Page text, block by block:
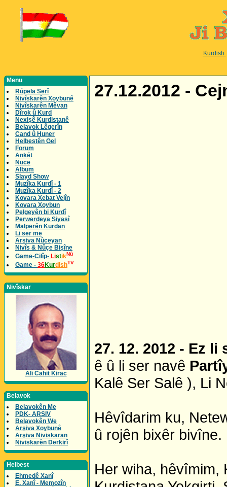
Kurdish
Menu
Rûpela Serî
Nivîskarên Xoybunê
Nivîskarên Mêvan
Dîrok û Kurd
Nexişê Kurdistanê
Belavok Lêgerîn
Cand û Huner
Helbestên Gel
Forum
Ankêt
Nuce
Album
Slayd Show
Muzîka Kurdî - 1
Muzîka Kurdî - 2
Kovara Xebat Vejîn
Kovara Xoybun
Pelgeyên bi Kurdî
Perwerdeya Siyasî
Malperên Kurdan
Li ser me
Arsiva Nûceyan
Nivîs & Nûçe Bişîne
Game-Cilîp- ListikNû
Game - 36KurdishTV
Nivîskar
Ali Cahit Kirac
Belavok
Belavokên Me
PDK- ARSIV
Belavokên We
Arşiva Xoybunê
Arşiva Niviskaran
Niviskarên Derkirî
Helbest
Ehmedê Xanî
E. Xanî - Memozîn
27.12.2012 -
27. 12. 2012 - Ez
ê û li ser navê
Kalê Ser Salê ), Li
Hêvîdarim ku,
û rojên bixêr bivîne.
Her wiha, hêvîmim,